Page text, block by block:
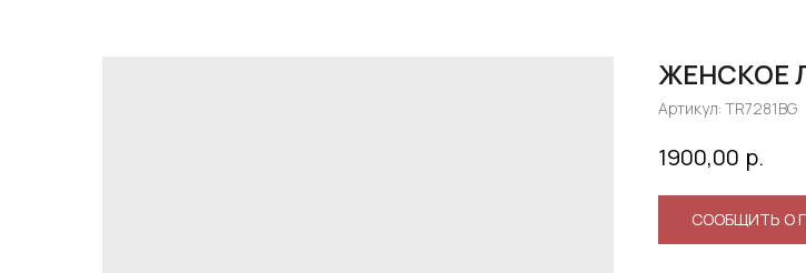
ЖЕНСКОЕ
Артикул: TR7281BG
1900,00 р.
СООБЩИТЬ О